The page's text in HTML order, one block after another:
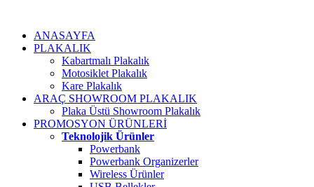
ANASAYFA
PLAKALIK
Kabartmalı Plakalık
Motosiklet Plakalık
Kare Plakalık
ARAÇ SHOWROOM PLAKALIK
Plaka Üstü Showroom Plakalık
PROMOSYON ÜRÜNLERİ
Teknolojik Ürünler
Powerbank
Powerbank Organizerler
Wireless Ürünler